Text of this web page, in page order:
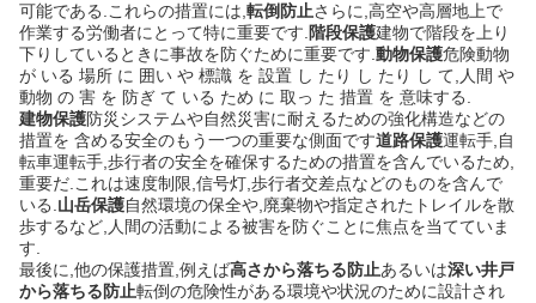
可能である.これらの措置には, 転倒防止さらに,高空や高層地上で
作業する労働者にとって特に重要です. 階段保護建物で階段を上り
下りしているときに事故を防ぐために重要です. 動物保護危険動物
が いる 場所 に 囲い や 標識 を 設置 し たり し たり し て,人間 や
動物 の 害 を 防ぎ て いる ため に 取っ た 措置 を 意味する.
建物保護防災システムや自然災害に耐えるための強化構造などの
措置を 含める安全のもう一つの重要な側面です道路保護運転手,自
転車運転手,歩行者の安全を確保するための措置を含んでいるため,
重要だ.これは速度制限,信号灯,歩行者交差点などのものを含んで
いる. 山岳保護自然環境の保全や,廃棄物や指定されたトレイルを散
歩するなど,人間の活動による被害を防ぐことに焦点を当てていま
す.
最後に,他の保護措置,例えば高さから落ちる防止あるいは深い井戸
から落ちる防止転倒の危険性がある環境や状況のために設計され